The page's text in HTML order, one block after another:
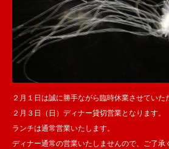
２月１日は誠に勝手ながら臨時休業させていた
２月３日（日）ディナー貸切営業となります。
ランチは通常営業いたします。
ディナー通常の営業いたしませんので、ご了承